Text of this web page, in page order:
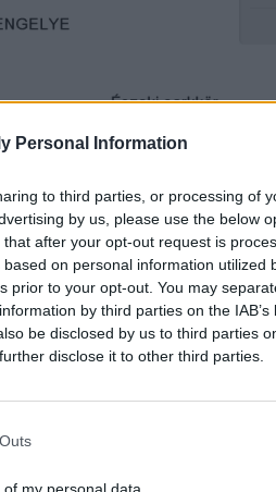
Personal Information
to third parties, or processing of
by us, please use the below
after your opt-out request is
on personal information utilized
prior to your opt-out. You may
by third parties on the IAB’s
be disclosed by us to third parties
disclose it to other third parties.
my personal data.